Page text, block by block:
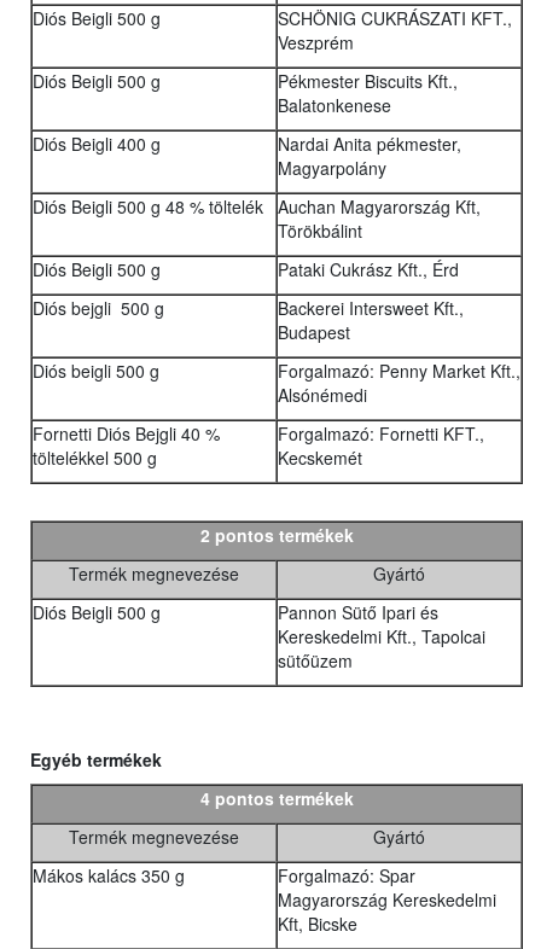
Diós Beigli 500 g
SCHÖNIG CUKRÁSZATI KFT.,
Veszprém
Diós Beigli 500 g
Pékmester Biscuits Kft.,
Balatonkenese
Diós Beigli 400 g
Nardai Anita pékmester,
Magyarpolány
Diós Beigli 500 g 48 % töltelék Auchan Magyarország Kft,
Törökbálint
Diós Beigli 500 g
Pataki Cukrász Kft., Érd
Diós bejgli 500 g
Backerei Intersweet Kft.,
Budapest
Diós beigli 500 g
Forgalmazó: Penny Market Kft.,
Alsónémedi
Fornetti Diós Bejgli 40 %
töltelékkel 500 g
Forgalmazó: Fornetti KFT.,
Kecskemét
2 pontos termékek
Termék megnevezése
Gyártó
Diós Beigli 500 g
Pannon Sütő Ipari és
Kereskedelmi Kft., Tapolcai
sütőüzem
Egyéb termékek
4 pontos termékek
Termék megnevezése
Gyártó
Mákos kalács 350 g
Forgalmazó: Spar
Magyarország Kereskedelmi
Kft, Bicske